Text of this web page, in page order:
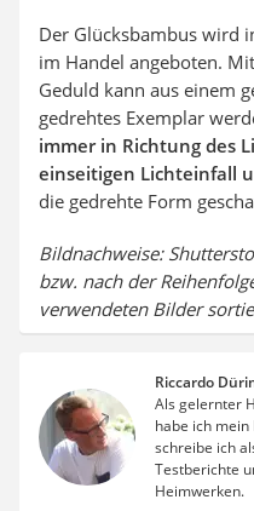
Der Glücksbambus wird
im Handel angeboten.
Geduld kann aus einem
gedrehtes Exemplar
immer in Richtung des
einseitigen Lichteinfall
die gedrehte Form
Bildnachweise:
bzw. nach der
verwendeten Bilder
Riccardo
Als gelernter
habe ich
schreibe ich
Testberichte
Heimwerken.